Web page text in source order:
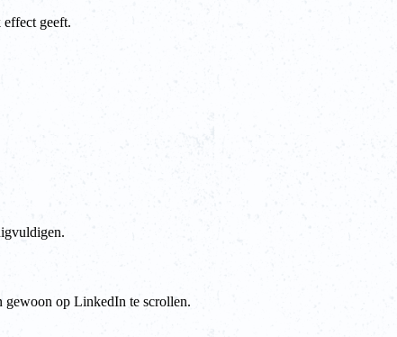
geeft.
gewoon op LinkedIn te scrollen.